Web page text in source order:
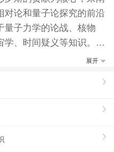
对论和量子论探究的前沿
量子力学的论战、核物
、时间疑义等知识。
类文明的历史长河中，介
影响有一个宏观的认识。
因斯坦到霍金的宇宙”；
展开